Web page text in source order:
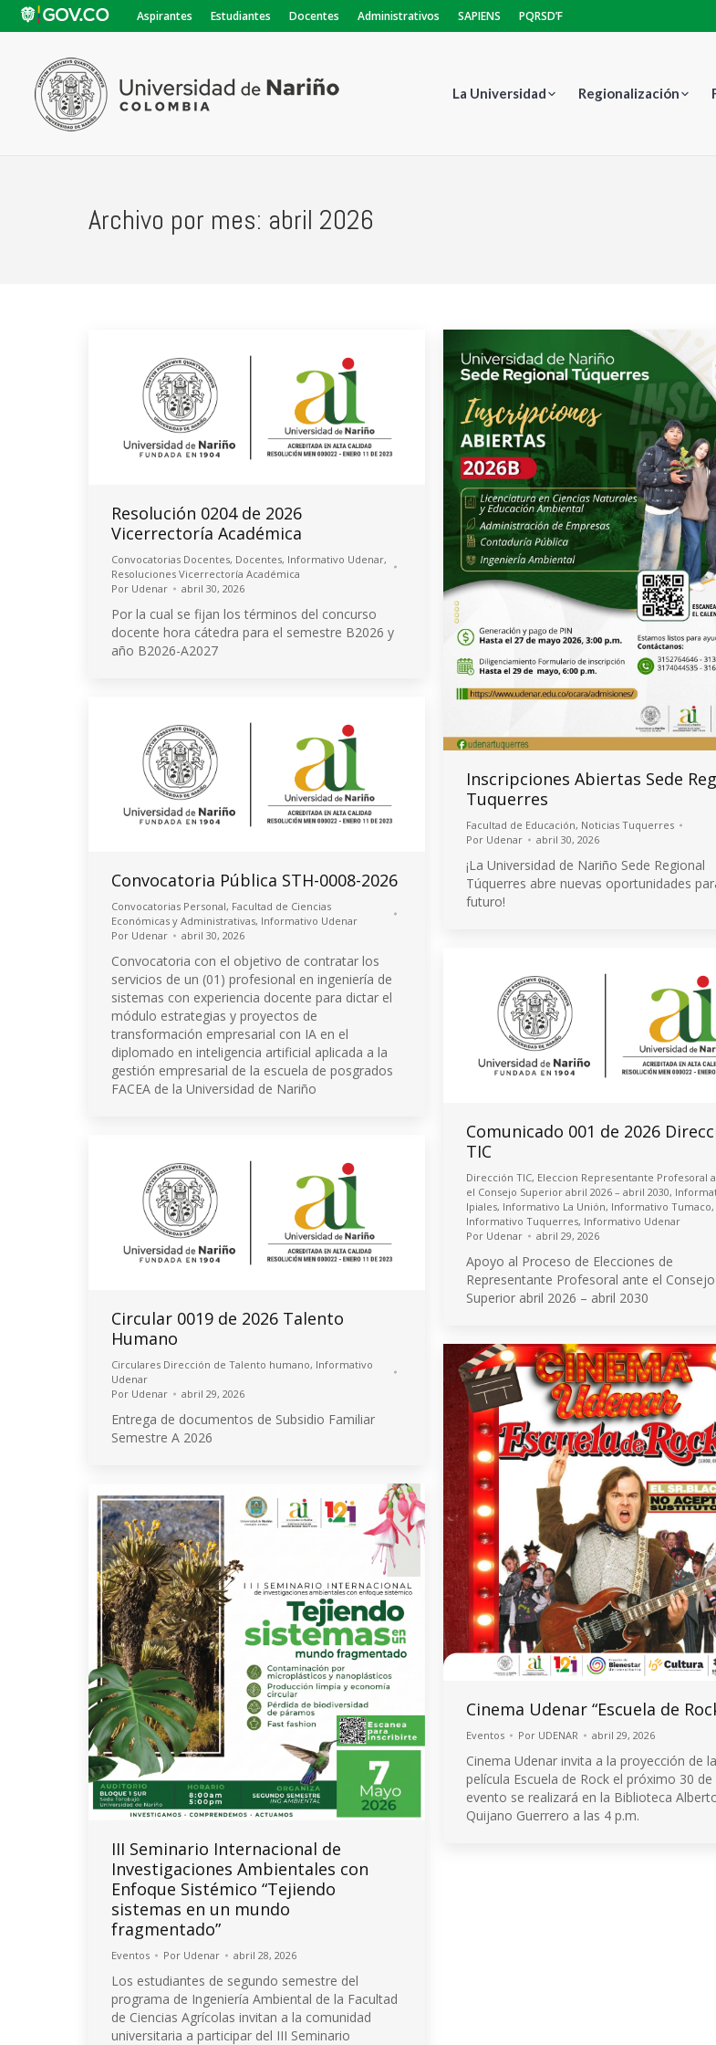
Aspirantes Estudiantes Docentes Administrativos SAPIENS PQRSD’F
La Universidad Regionalización
Archivo por mes: abril 2026
Resolución 0204 de 2026
Vicerrectoría Académica
Convocatorias Docentes, Docentes, Informativo Udenar,
Resoluciones Vicerrectoría Académica
Por Udenar abril 30, 2026
Por la cual se fijan los términos del concurso
docente hora cátedra para el semestre B2026 y
año B2026-A2027
Inscripciones Abiertas Sede
Tuquerres
Facultad de Educación, Noticias Tuquerres
Por Udenar abril 30, 2026
¡La Universidad de Nariño Sede Regional
Túquerres abre nuevas oportunidades
futuro!
Convocatoria Pública STH-0008-2026
Convocatorias Personal, Facultad de Ciencias
Económicas y Administrativas, Informativo Udenar
Por Udenar abril 30, 2026
Convocatoria con el objetivo de contratar los
servicios de un (01) profesional en ingeniería de
sistemas con experiencia docente para dictar el
módulo estrategias y proyectos de
transformación empresarial con IA en el
diplomado en inteligencia artificial aplicada a la
gestión empresarial de la escuela de posgrados
FACEA de la Universidad de Nariño
Comunicado 001 de 2026
TIC
Dirección TIC, Eleccion Representante Profesoral
el Consejo Superior abril 2026 – abril 2030,
Ipiales, Informativo La Unión, Informativo Tumaco,
Informativo Tuquerres, Informativo Udenar
Por Udenar abril 29, 2026
Apoyo al Proceso de Elecciones de
Representante Profesoral ante el Consejo
Superior abril 2026 – abril 2030
Circular 0019 de 2026 Talento
Humano
Circulares Dirección de Talento humano, Informativo
Udenar
Por Udenar abril 29, 2026
Entrega de documentos de Subsidio Familiar
Semestre A 2026
Cinema Udenar “Escuela de
Eventos Por UDENAR abril 29, 2026
Cinema Udenar invita a la proyección de la
película Escuela de Rock el próximo 30 de
evento se realizará en la Biblioteca
Quijano Guerrero a las 4 p.m.
III Seminario Internacional de
Investigaciones Ambientales con
Enfoque Sistémico “Tejiendo
sistemas en un mundo
fragmentado”
Eventos Por Udenar abril 28, 2026
Los estudiantes de segundo semestre del
programa de Ingeniería Ambiental de la Facultad
de Ciencias Agrícolas invitan a la comunidad
universitaria a participar del III Seminario